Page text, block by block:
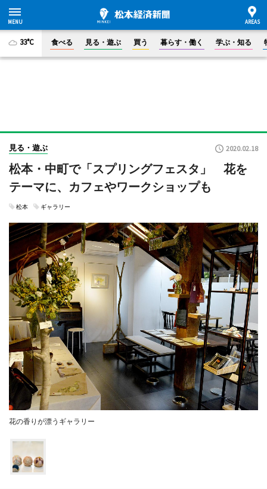
33°C 食べる 見る・遊ぶ 買う 暮らす・働く 学ぶ・知る
見る・遊ぶ 2020.02.18
松本・中町で「スプリングフェスタ」 花を
テーマに、カフェやワークショップも
松本 ギャラリー
花の香りが漂うギャラリー